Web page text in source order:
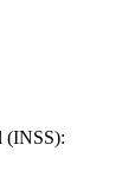
(INSS):